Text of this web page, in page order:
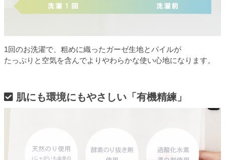
1回のお洗濯で、粗めに織ったガーゼ生地とパイルが
たっぷりと空気を含んでよりやわらかな使い心地になります。
肌にも環境にもやさしい「有機精練」